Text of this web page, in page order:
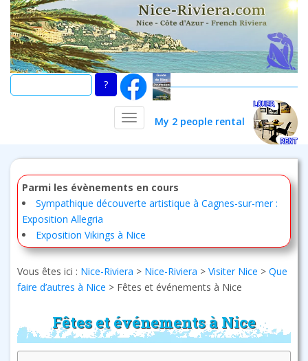
Skip
main
content
My 2 people rental
TOGGLE NAVIGATION
Parmi les évènements en cours
Sympathique découverte artistique à Cagnes-sur-mer :
Exposition Allegria
Exposition Vikings à Nice
Vous êtes ici : Nice-Riviera > Nice-Riviera > Visiter Nice > Que
faire d’autres à Nice > Fêtes et événements à Nice
Fêtes et événements à Nice